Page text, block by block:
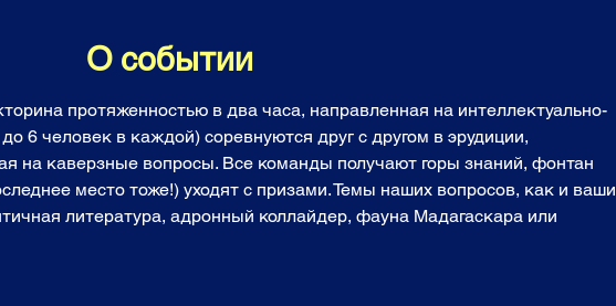
О событии
протяженностью в два часа, направленная на интеллектуально-
6 человек в каждой) соревнуются друг с другом в эрудиции,
на каверзные вопросы. Все команды получают горы знаний, фонтан
место тоже!) уходят с призами. Темы наших вопросов, как и ваши
литература, адронный коллайдер, фауна Мадагаскара или